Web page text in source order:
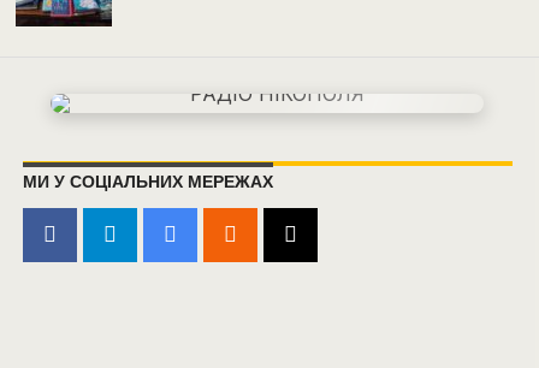
МИ У СОЦІАЛЬНИХ МЕРЕЖАХ